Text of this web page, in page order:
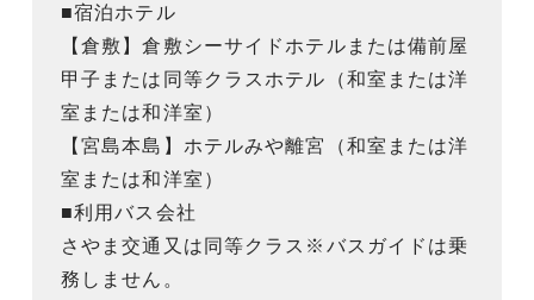
■宿泊ホテル
【倉敷】倉敷シーサイドホテルまたは備前屋
甲子または同等クラスホテル（和室または洋
室または和洋室）
【宮島本島】ホテルみや離宮（和室または洋
室または和洋室）
■利用バス会社
さやま交通又は同等クラス※バスガイドは乗
務しません。